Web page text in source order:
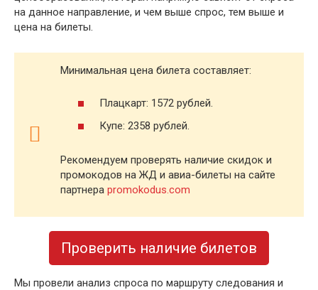
на данное направление, и чем выше спрос, тем выше и
цена на билеты.
Минимальная цена билета составляет:
Плацкарт: 1572 рублей.
Купе: 2358 рублей.
Рекомендуем проверять наличие скидок и
промокодов на ЖД и авиа-билеты на сайте
партнера promokodus.com
Проверить наличие билетов
Мы провели анализ спроса по маршруту следования и